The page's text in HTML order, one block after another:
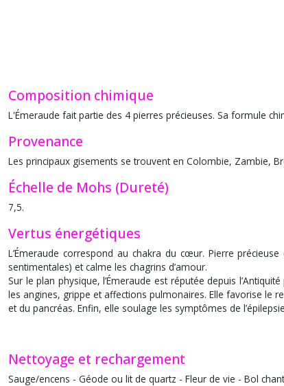
Composition chimique
L'Émeraude fait partie des 4 pierres précieuses. Sa formule
Provenance
Les principaux gisements se trouvent en Colombie, Zambie,
Échelle de Mohs (Dureté)
7,5.
Vertus énergétiques
L’Émeraude correspond au chakra du cœur. Pierre
sentimentales) et calme les chagrins d’amour.
Sur le plan physique, l’Émeraude est réputée depuis
les angines, grippe et affections pulmonaires. Elle favorise le
et du pancréas. Enfin, elle soulage les symptômes de
Nettoyage et rechargement
Sauge/encens - Géode ou lit de quartz - Fleur de vie - Bol